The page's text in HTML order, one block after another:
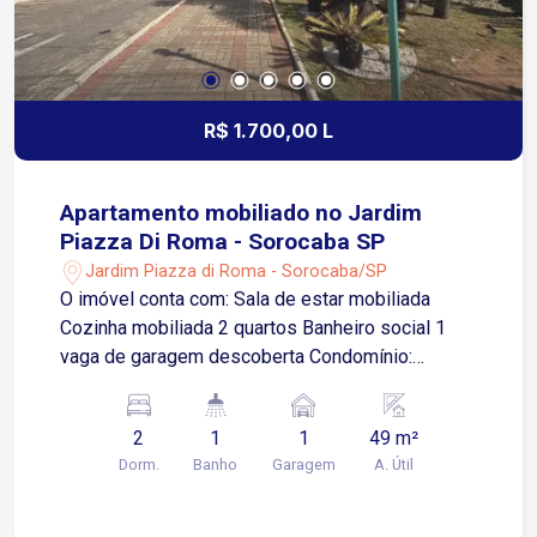
R$ 1.700,00 L
Apartamento mobiliado no Jardim
Piazza Di Roma - Sorocaba SP
Jardim Piazza di Roma - Sorocaba/SP
O imóvel conta com: Sala de estar mobiliada
Cozinha mobiliada 2 quartos Banheiro social 1
vaga de garagem descoberta Condomínio:
Localizado no Jardim Piazza Di Roma, uma
região residencial e bem estruturada de
Sorocaba, com fácil acesso a importantes vias da
2
Dorm.
1
Banho
1
Garagem
49 m²
A. Útil